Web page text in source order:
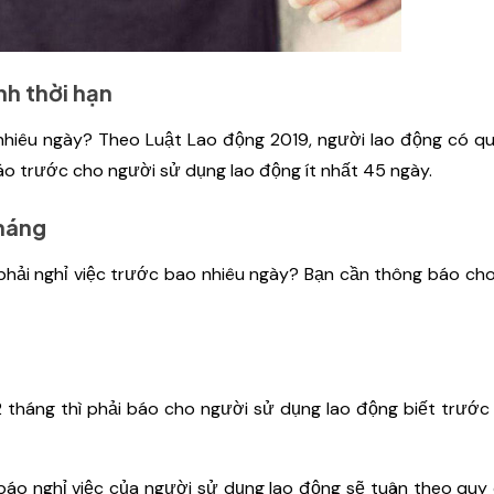
thời hạn
ngày? Theo Luật Lao động 2019, người lao động có
trước cho người sử dụng lao động ít nhất 45 ngày.
nghỉ việc trước bao nhiêu ngày? Bạn cần thông báo
tháng thì phải báo cho người sử dụng lao động biết
nghỉ việc của người sử dụng lao động sẽ tuân theo quy